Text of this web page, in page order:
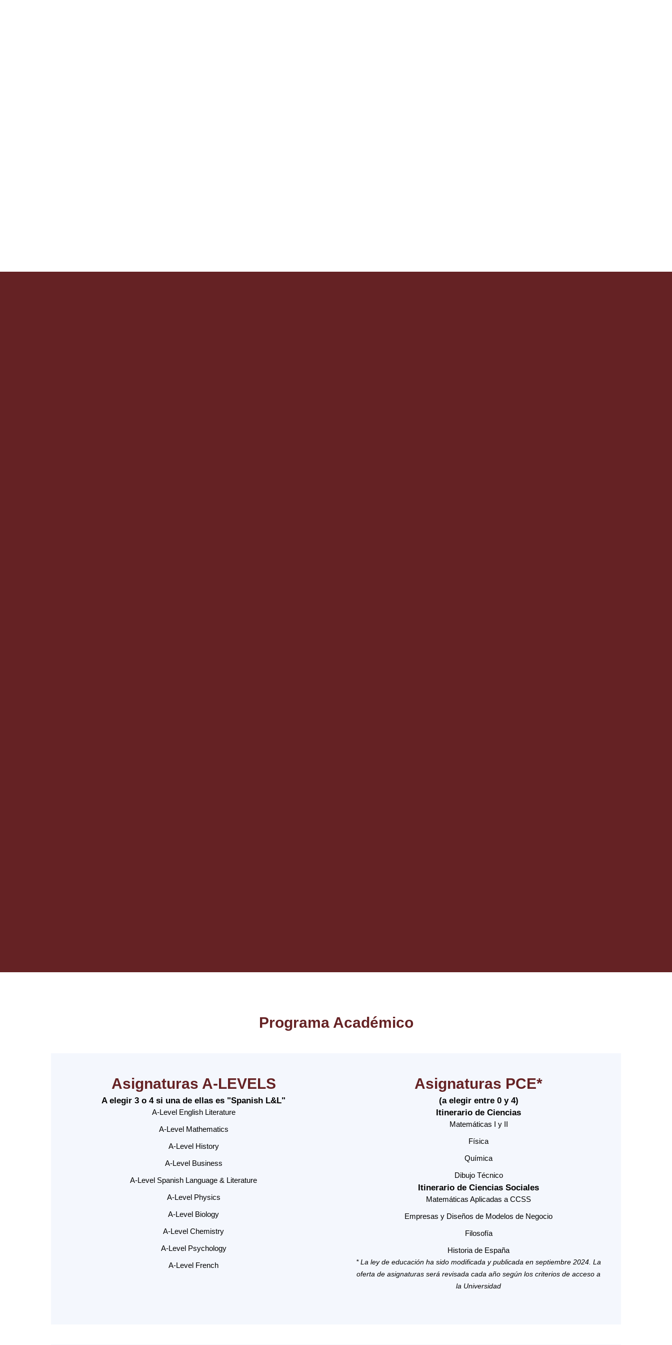
Programa Académico
Asignaturas A-LEVELS
A elegir 3 o 4 si una de ellas es "Spanish L&L"
A-Level English Literature
A-Level Mathematics
A-Level History
A-Level Business
A-Level Spanish Language & Literature
A-Level Physics
A-Level Biology
A-Level Chemistry
A-Level Psychology
A-Level French
Asignaturas PCE*
(a elegir entre 0 y 4)
Itinerario de Ciencias
Matemáticas I y II
Física
Química
Dibujo Técnico
Itinerario de Ciencias Sociales
Matemáticas Aplicadas a CCSS
Empresas y Diseños de Modelos de Negocio
Filosofía
Historia de España
* La ley de educación ha sido modificada y publicada en septiembre 2024. La
oferta de asignaturas será revisada cada año según los criterios de acceso a
la Universidad